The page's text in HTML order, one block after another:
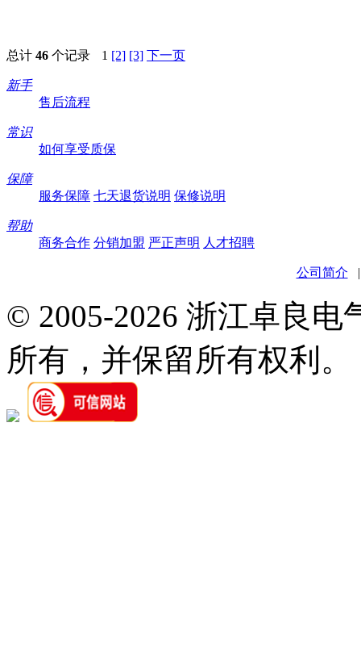
总计 46 个记录 1 [2] [3] 下一页
新手
售后流程
常识
如何享受质保
保障
服务保障 七天退货说明 保修说明
帮助
商务合作 分销加盟 严正声明 人才招聘
公司简介
© 2005-2026 浙江卓良
所有，并保留所有权利。